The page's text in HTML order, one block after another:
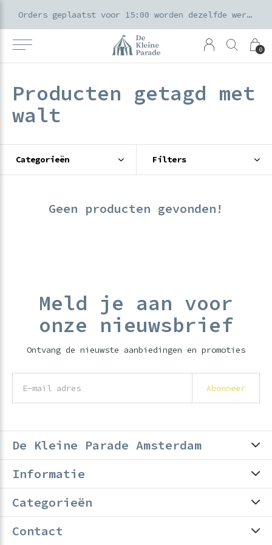
0
Orders geplaatst voor 15:00 worden dezelfde werkdag verzonden
Producten getagd met
walt
Categorieën Filters
Geen producten gevonden!
Meld je aan voor
onze nieuwsbrief
Ontvang de nieuwste aanbiedingen en promoties
Abonneer
De Kleine Parade Amsterdam
Informatie
Categorieën
Contact